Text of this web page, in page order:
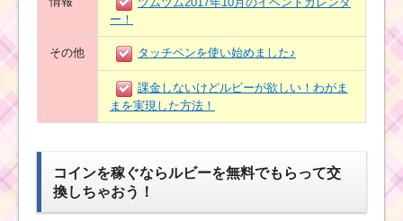
ー！
その他 タッチペンを使い始めました♪
課金しないけどルビーが欲しい！わがま
まを実現した方法！
コインを稼ぐならルビーを無料でもらって交
換しちゃおう！